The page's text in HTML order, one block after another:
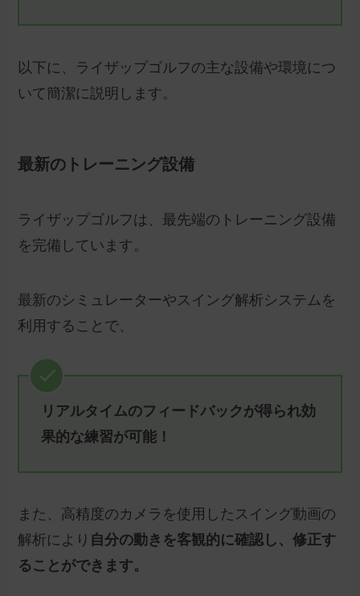
以下に、ライザップゴルフの主な設備や環境につ
いて簡潔に説明します。
最新のトレーニング設備
ライザップゴルフは、最先端のトレーニング設備
を完備しています。
最新のシミュレーターやスイング解析システムを
利用することで、
リアルタイムのフィードバックが得られ効
果的な練習が可能！
また、高精度のカメラを使用したスイング動画の
解析により 自分の動きを客観的に確認し、修正す
ることができます。